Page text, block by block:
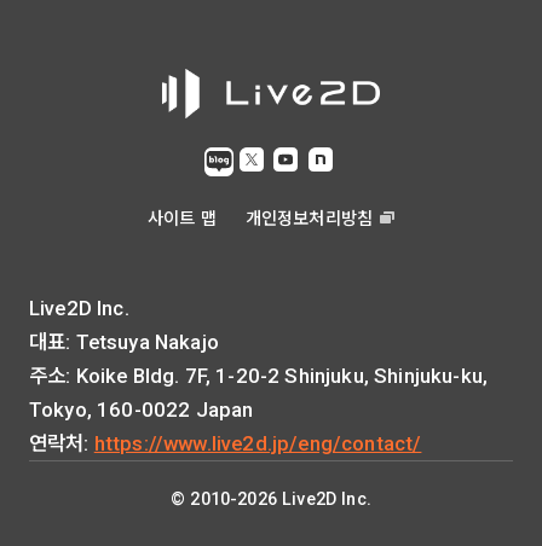
사이트 맵 개인정보처리방침
Live2D Inc.
대표: Tetsuya Nakajo
주소: Koike Bldg. 7F, 1-20-2 Shinjuku, Shinjuku-ku,
Tokyo, 160-0022 Japan
연락처: https://www.live2d.jp/eng/contact/
© 2010-2026 Live2D Inc.